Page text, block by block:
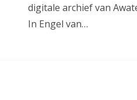
digitale archief van
In Engel van…